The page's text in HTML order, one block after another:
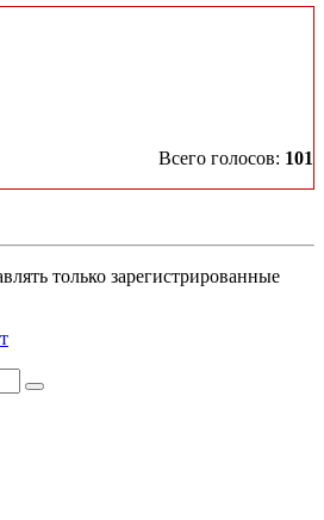
Всего голосов: 101
только зарегистрированные